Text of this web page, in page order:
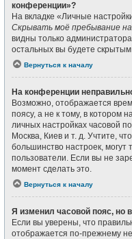
конференции»?
На вкладке «Личные
Скрывать моё пребывание
видны только
остальных вы будете
Вернуться к началу
На конференции
Возможно, отображается
поясу, а не к тому, в котором
личных настройках часовой
Москва, Киев и т. д. Учтите,
большинство настроек, могут
пользователи. Если вы не
момент сделать это.
Вернуться к началу
Я изменил часовой пояс, но
Если вы уверены, что
отображается по-прежнему